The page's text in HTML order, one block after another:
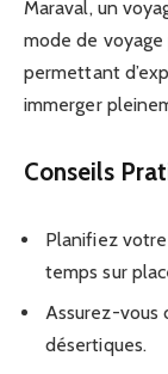
Maraval, un
mode de
permettant
immerger
Conseils
Planifiez
temps sur
Assurez-vous
désertiques.